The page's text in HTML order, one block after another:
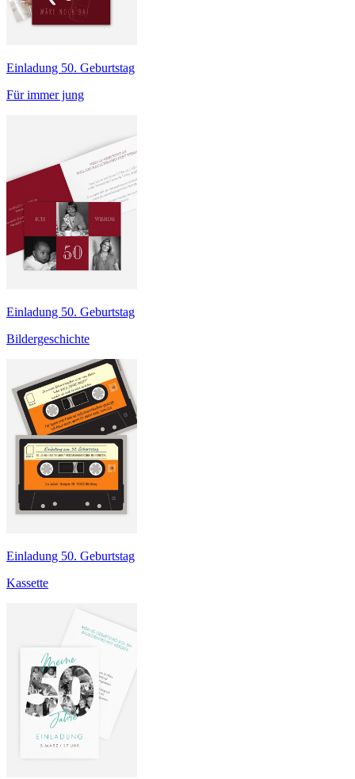
Einladung 50. Geburtstag
Für immer jung
Einladung 50. Geburtstag
Bildergeschichte
Einladung 50. Geburtstag
Kassette